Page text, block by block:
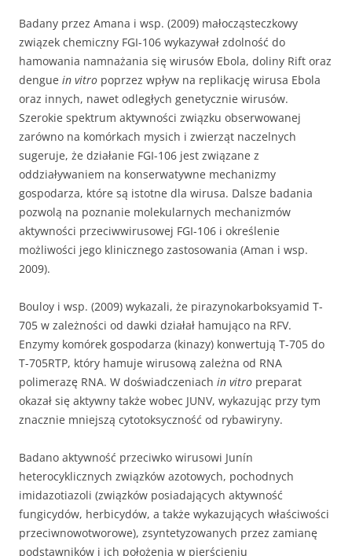
Badany przez Amana i wsp. (2009) małocząsteczkowy
związek chemiczny FGI-106 wykazywał zdolność do
hamowania namnażania się wirusów Ebola, doliny Rift oraz
dengue in vitro poprzez wpływ na replikację wirusa Ebola
oraz innych, nawet odległych genetycznie wirusów.
Szerokie spektrum aktywności związku obserwowanej
zarówno na komórkach mysich i zwierząt naczelnych
sugeruje, że działanie FGI-106 jest związane z
oddziaływaniem na konserwatywne mechanizmy
gospodarza, które są istotne dla wirusa. Dalsze badania
pozwolą na poznanie molekularnych mechanizmów
aktywności przeciwwirusowej FGI-106 i określenie
możliwości jego klinicznego zastosowania (Aman i wsp.
2009).
Bouloy i wsp. (2009) wykazali, że pirazynokarboksyamid T-
705 w zależności od dawki działał hamująco na RFV.
Enzymy komórek gospodarza (kinazy) konwertują T-705 do
T-705RTP, który hamuje wirusową zależna od RNA
polimerazę RNA. W doświadczeniach in vitro preparat
okazał się aktywny także wobec JUNV, wykazując przy tym
znacznie mniejszą cytotoksyczność od rybawiryny.
Badano aktywność przeciwko wirusowi Junín
heterocyklicznych związków azotowych, pochodnych
imidazotiazoli (związków posiadających aktywność
fungicydów, herbicydów, a także wykazujących właściwości
przeciwnowotworowe), zsyntetyzowanych przez zamianę
podstawników i ich położenia w pierścieniu